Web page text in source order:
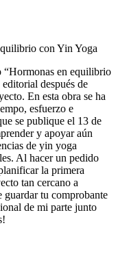
“Hormonas en equilibrio
después de
En esta obra se ha
esfuerzo e
se publique el 13 de
y apoyar aún
de yin yoga
Al hacer un pedido
la primera
tan cercano a
guardar tu comprobante
de mi parte junto